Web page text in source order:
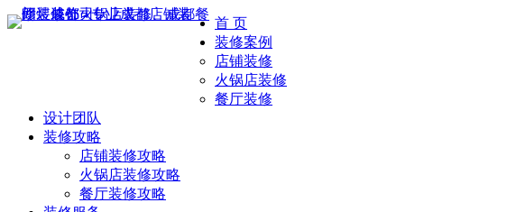
首 页
装修案例
店铺装修
火锅店装修
餐厅装修
设计团队
装修攻略
店铺装修攻略
火锅店装修攻略
餐厅装修攻略